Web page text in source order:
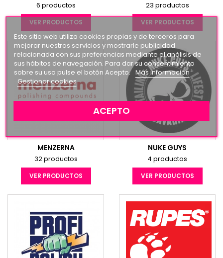
6 productos
VER PRODUCTOS
23 productos
VER PRODUCTOS
MENZERNA
32 productos
VER PRODUCTOS
NUKE GUYS
4 productos
VER PRODUCTOS
Este sitio web utiliza cookies propias y de terceros para
mejorar nuestros servicios y mostrarle publicidad
relacionada con sus preferencias mediante el análisis de
sus hábitos de navegación. Para dar su consentimiento
sobre su uso pulse el botón Acepto. Más información
Gestionar cookies
ACEPTO